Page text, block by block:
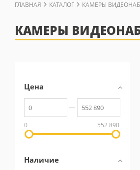
ГЛАВНАЯ КАТАЛОГ КАМЕРЫ
КАМЕРЫ
Цена
0 552 890
Наличие